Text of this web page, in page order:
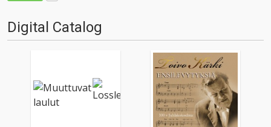
Digital Catalog